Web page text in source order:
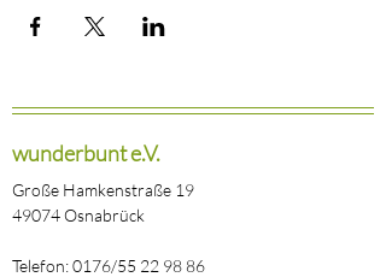
wunderbunt e.V.
Große Hamkenstraße 19
49074 Osnabrück
Telefon: 0176/55 22 98 86